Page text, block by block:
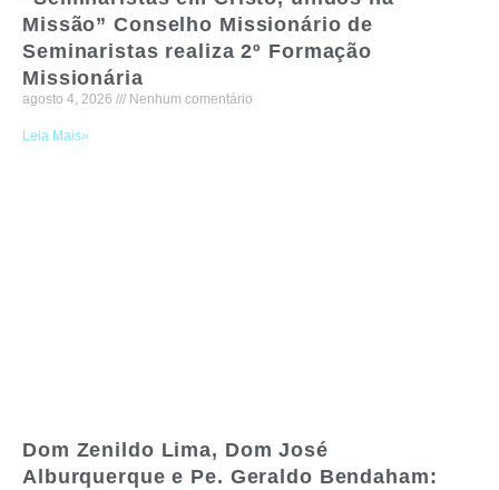
Missão” Conselho Missionário de
Seminaristas realiza 2º Formação
Missionária
agosto 4, 2026 Nenhum comentário
Leia Mais»
Dom Zenildo Lima, Dom José
Alburquerque e Pe. Geraldo Bendaham: